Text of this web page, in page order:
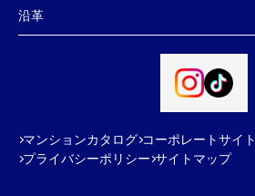
沿革
マンションカタログ コーポレートサイト
プライバシーポリシー サイトマップ